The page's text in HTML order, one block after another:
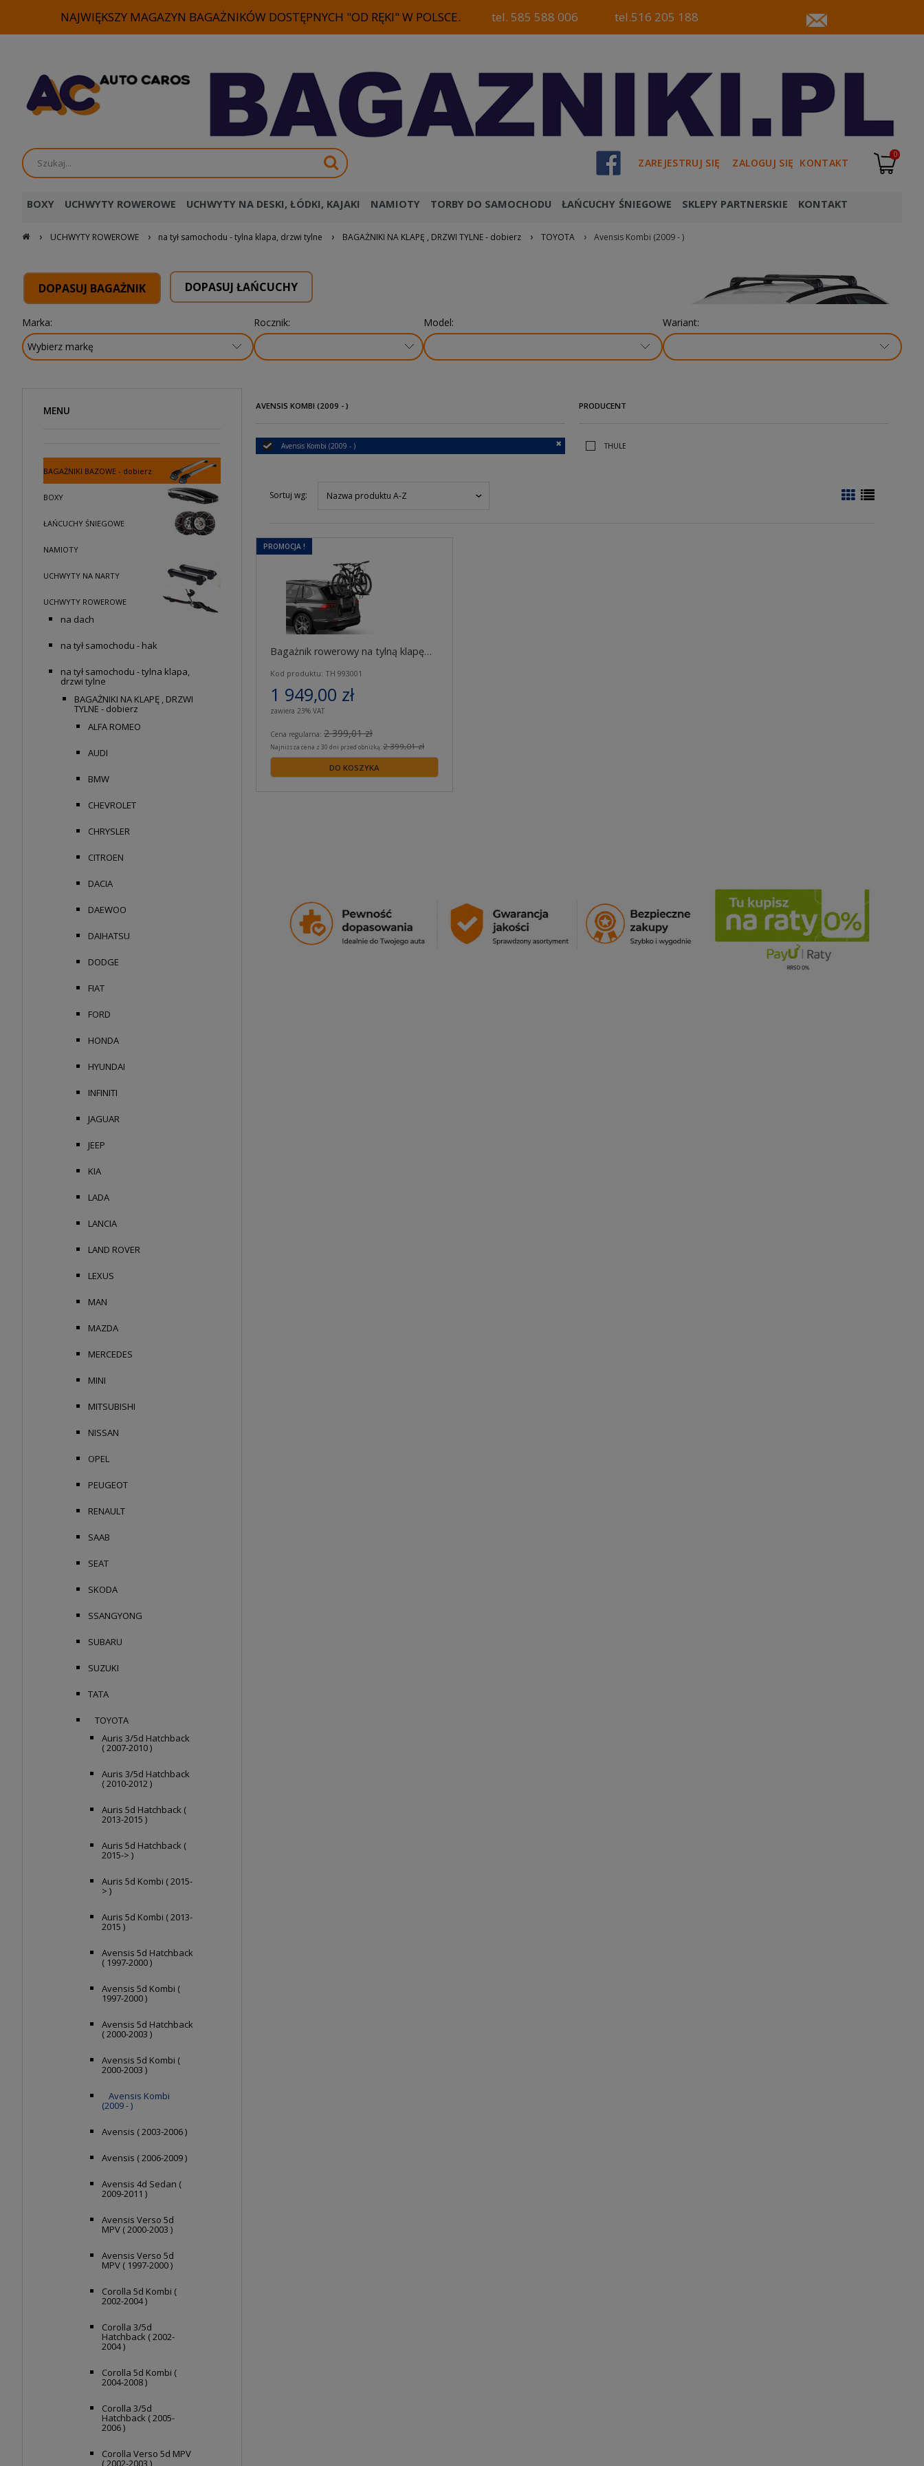
NAJWIĘKSZY MAGAZYN BAGAŻNIKÓW DOSTĘPNYCH "OD RĘKI" W POLSCE. tel. 585 588 006 tel.516 205 188
ZAREJESTRUJ SIĘ ZALOGUJ SIĘ KONTAKT
0
BOXY UCHWYTY ROWEROWE UCHWYTY NA DESKI, ŁÓDKI, KAJAKI NAMIOTY TORBY DO SAMOCHODU ŁAŃCUCHY ŚNIEGOWE SKLEPY PARTNERSKIE KONTAKT
› UCHWYTY ROWEROWE › na tył samochodu - tylna klapa, drzwi tylne › BAGAŻNIKI NA KLAPĘ , DRZWI TYLNE - dobierz › TOYOTA › Avensis Kombi (2009 - )
DOPASUJ BAGAŻNIK DOPASUJ ŁAŃCUCHY
Marka: Rocznik: Model: Wariant:
MENU
BAGAŻNIKI BAZOWE - dobierz
BOXY
ŁAŃCUCHY ŚNIEGOWE
NAMIOTY
UCHWYTY NA NARTY
UCHWYTY ROWEROWE
na dach
na tył samochodu - hak
na tył samochodu - tylna klapa,
drzwi tylne
BAGAŻNIKI NA KLAPĘ , DRZWI
TYLNE - dobierz
ALFA ROMEO
AUDI
BMW
CHEVROLET
CHRYSLER
CITROEN
DACIA
DAEWOO
DAIHATSU
DODGE
FIAT
FORD
HONDA
HYUNDAI
INFINITI
JAGUAR
JEEP
KIA
LADA
LANCIA
LAND ROVER
LEXUS
MAN
MAZDA
MERCEDES
MINI
MITSUBISHI
NISSAN
OPEL
PEUGEOT
RENAULT
SAAB
SEAT
SKODA
SSANGYONG
SUBARU
SUZUKI
TATA
TOYOTA
Auris 3/5d Hatchback
( 2007-2010 )
Auris 3/5d Hatchback
( 2010-2012 )
Auris 5d Hatchback (
2013-2015 )
Auris 5d Hatchback (
2015-> )
Auris 5d Kombi ( 2015-
> )
Auris 5d Kombi ( 2013-
2015 )
Avensis 5d Hatchback
( 1997-2000 )
Avensis 5d Kombi (
1997-2000 )
Avensis 5d Hatchback
( 2000-2003 )
Avensis 5d Kombi (
2000-2003 )
Avensis Kombi
(2009 - )
Avensis ( 2003-2006 )
Avensis ( 2006-2009 )
Avensis 4d Sedan (
2009-2011 )
Avensis Verso 5d
MPV ( 2000-2003 )
Avensis Verso 5d
MPV ( 1997-2000 )
Corolla 5d Kombi (
2002-2004 )
Corolla 3/5d
Hatchback ( 2002-
2004 )
Corolla 5d Kombi (
2004-2008 )
Corolla 3/5d
Hatchback ( 2005-
2006 )
Corolla Verso 5d MPV
( 2002-2003 )
AVENSIS KOMBI (2009 - )
Avensis Kombi (2009 - )
PRODUCENT
THULE
Sortuj wg: Nazwa produktu A-Z
Bagażnik rowerowy na tylną klapę
Kod produktu: TH 993001
1 949,00 zł
zawiera 23% VAT
Cena regularna: 2 399,01 zł
Najniższa cena z 30 dni przed obniżką:2 399,01 zł
DO KOSZYKA
PROMOCJA !